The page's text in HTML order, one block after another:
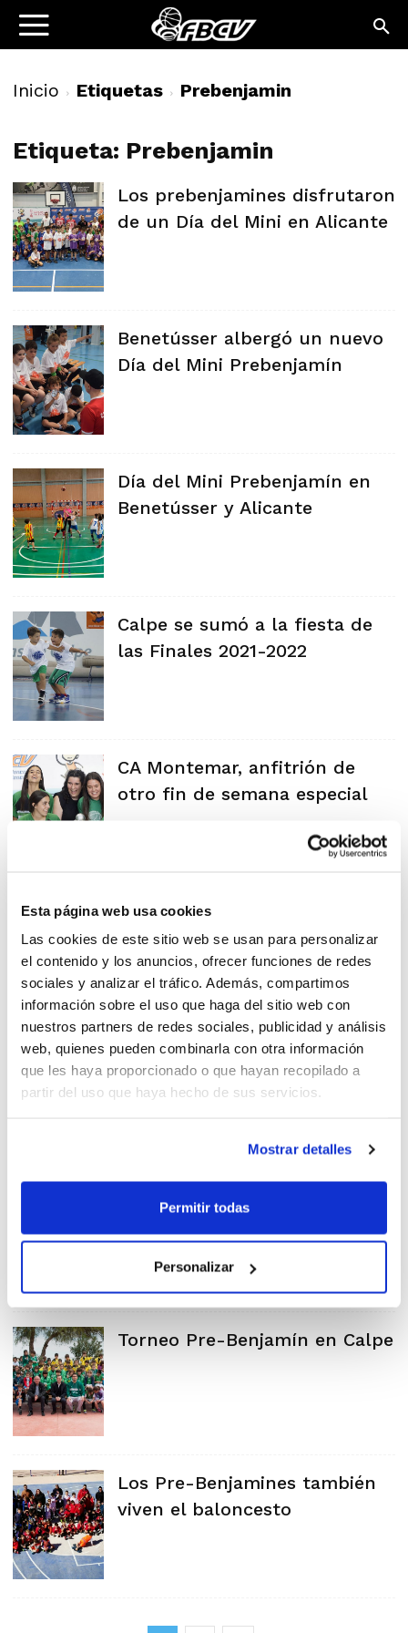
Esta página web usa cookies
Las cookies de este sitio web se usan para personalizar
el contenido y los anuncios, ofrecer funciones de redes
sociales y analizar el tráfico. Además, compartimos
información sobre el uso que haga del sitio web con
nuestros partners de redes sociales, publicidad y análisis
web, quienes pueden combinarla con otra información
que les haya proporcionado o que hayan recopilado a
partir del uso que haya hecho de sus servicios.
Mostrar detalles
Permitir todas
Personalizar
Inicio Etiquetas Prebenjamin
Etiqueta: Prebenjamin
Los prebenjamines disfrutaron
de un Día del Mini en Alicante
Benetússer albergó un nuevo
Día del Mini Prebenjamín
Día del Mini Prebenjamín en
Benetússer y Alicante
Calpe se sumó a la fiesta de
las Finales 2021-2022
CA Montemar, anfitrión de
otro fin de semana especial
Massanassa vibró con grandes
y pequeños
La Vall d’Uixó vivió un fin de
semana repleto de baloncesto
Celebrado el V Torneo
Torneo Pre-Benjamín en Calpe
Los Pre-Benjamines también
viven el baloncesto